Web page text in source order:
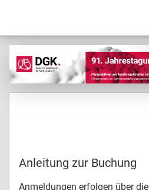
Anleitung zur Buchung
Anmeldungen erfolgen über die